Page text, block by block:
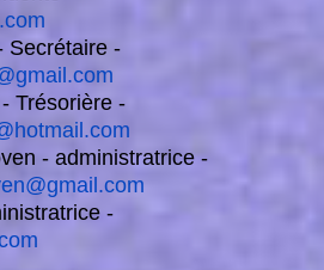
Secrétaire -
Trésorière -
- administratrice -
-